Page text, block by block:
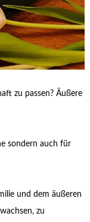
zu passen? Äußere
sondern auch für
und dem äußeren
zu